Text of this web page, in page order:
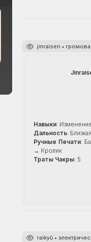
jinraisen •
Навыки:
Дальность:
Ручные Печати:
→ Кролик
Траты Чакры: 5
raikyū •